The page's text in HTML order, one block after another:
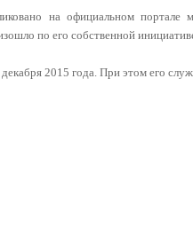
на официальном
по его собственной
2015 года. При этом его